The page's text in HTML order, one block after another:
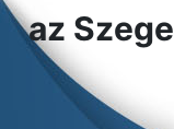
az